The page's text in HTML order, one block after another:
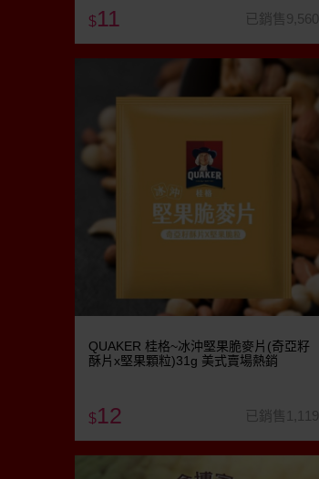
$11 已銷售9,560
QUAKER 桂格~冰沖堅果脆麥片(奇亞籽
酥片x堅果顆粒)31g 美式賣場熱銷
$12 已銷售1,119